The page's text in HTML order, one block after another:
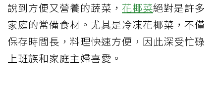
說到方便又營養的蔬菜， 花椰菜絕對是許多
家庭的常備食材。尤其是冷凍花椰菜，不僅
保存時間長，料理快速方便，因此深受忙碌
上班族和家庭主婦喜愛。